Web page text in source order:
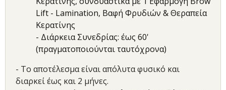
Lift - Lamination, Βαφή Φρυδιών & Θεραπεία
Κερατίνης
- Διάρκεια Συνεδρίας: έως 60'
(πραγματοποιούνται ταυτόχρονα)
- Το αποτέλεσμα είναι απόλυτα φυσικό και
διαρκεί έως και 2 μήνες.